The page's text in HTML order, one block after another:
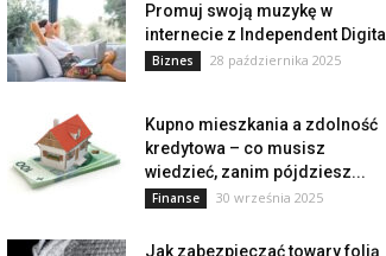
Promuj swoją muzykę w
internecie z Independent Digital
Biznes 28 października 2025
Kupno mieszkania a zdolność
kredytowa – co musisz
wiedzieć, zanim pójdziesz...
Finanse 30 września 2025
Jak zabezpieczać towary folią